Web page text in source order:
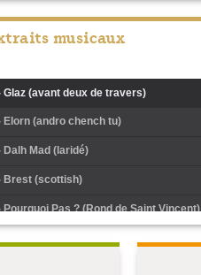
musicaux
Glaz (avant deux de travers)
Elorn (andro chench tu)
Dalh Mad (laridé)
Brest (scottish)
Pourquoi Pas ? (Rond de Saint Vincent)